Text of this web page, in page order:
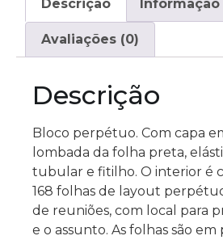
Descrição
Avaliações (0)
Descrição
Bloco perpétuo. Com capa
lombada da folha preta,
tubular e fitilho. O interior é
168 folhas de layout
de reuniões, com local para
e o assunto. As folhas são